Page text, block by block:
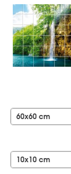
60x60 cm
10x10 cm